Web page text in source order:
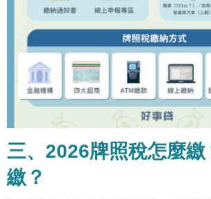
三、2026牌照稅怎麼繳
繳？